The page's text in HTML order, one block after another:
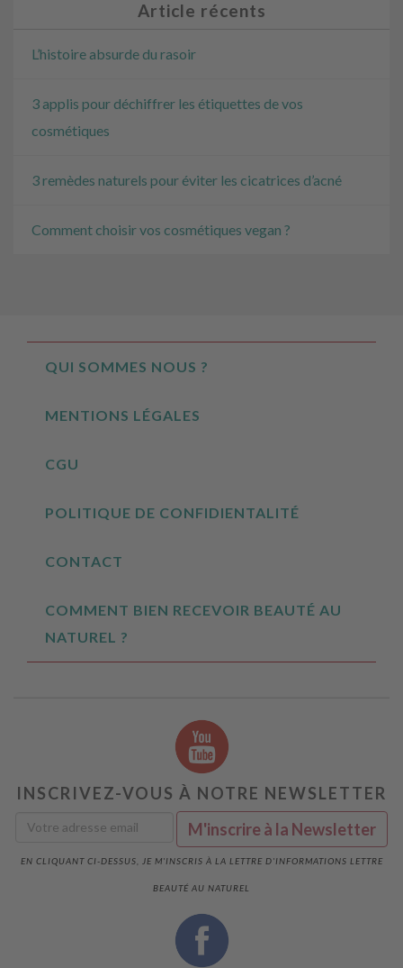
Article récents
L’histoire absurde du rasoir
3 applis pour déchiffrer les étiquettes de vos
cosmétiques
3 remèdes naturels pour éviter les cicatrices d’acné
Comment choisir vos cosmétiques vegan ?
QUI SOMMES NOUS ?
MENTIONS LÉGALES
CGU
POLITIQUE DE CONFIDIENTALITÉ
CONTACT
COMMENT BIEN RECEVOIR BEAUTÉ AU
NATUREL ?
INSCRIVEZ-VOUS À NOTRE NEWSLETTER
EN CLIQUANT CI-DESSUS, JE M'INSCRIS À LA LETTRE D'INFORMATIONS LETTRE
BEAUTÉ AU NATUREL